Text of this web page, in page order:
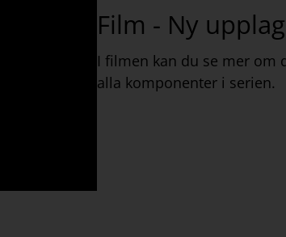
Miljö och
Granska
Film - Ny
I filmen kan du se mer om
alla komponenter i serien.